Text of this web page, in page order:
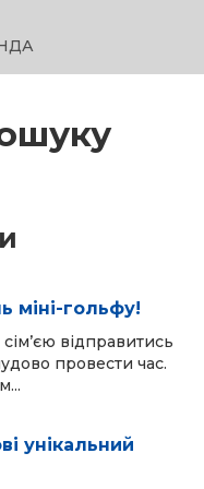
міні-гольфу!
відправитись
провести час.
унікальний